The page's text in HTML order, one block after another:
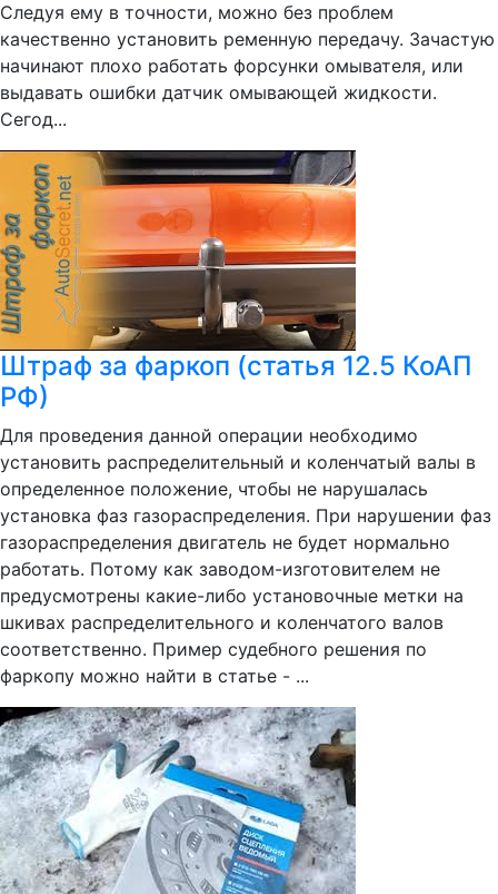
Следуя ему в точности, можно без проблем
качественно установить ременную передачу. Зачастую
начинают плохо работать форсунки омывателя, или
выдавать ошибки датчик омывающей жидкости.
Сегод...
Штраф за фаркоп (статья 12.5 КоАП
РФ)
Для проведения данной операции необходимо
установить распределительный и коленчатый валы в
определенное положение, чтобы не нарушалась
установка фаз газораспределения. При нарушении фаз
газораспределения двигатель не будет нормально
работать. Потому как заводом-изготовителем не
предусмотрены какие-либо установочные метки на
шкивах распределительного и коленчатого валов
соответственно. Пример судебного решения по
фаркопу можно найти в статье - ...